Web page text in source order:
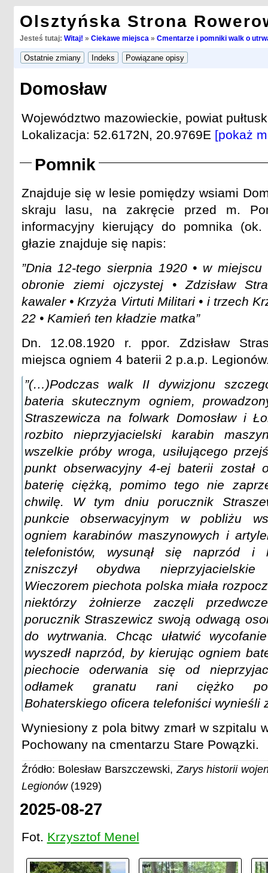
Olsztyńska Strona
Jesteś tutaj: Witaj! » Ciekawe miejsca » Cmentarze i pomniki walk o
Domosław
Województwo mazowieckie, powiat
Lokalizacja: 52.6172N, 20.9769E [pokaż
Pomnik
Znajduje się w lesie pomiędzy wsiami
skraju lasu, na zakręcie przed m.
informacyjny kierujący do pomnika
głazie znajduje się napis:
”Dnia 12-tego sierpnia 1920 • w
obronie ziemi ojczystej • Zdzisław
kawaler • Krzyża Virtuti Militari • i trzech
22 • Kamień ten kładzie matka”
Dn. 12.08.1920 r. ppor. Zdzisław
miejsca ogniem 4 baterii 2 p.a.p.
”(…)Podczas walk II dywizjonu
bateria skutecznym ogniem,
Straszewicza na folwark Domosław i
rozbito nieprzyjacielski karabin
wszelkie próby wroga, usiłującego
punkt obserwacyjny 4-ej baterii został
baterię ciężką, pomimo tego nie
chwilę. W tym dniu porucznik
punkcie obserwacyjnym w pobliżu
ogniem karabinów maszynowych i
telefonistów, wysunął się naprzód i
zniszczył obydwa
Wieczorem piechota polska miała
niektórzy żołnierze zaczęli
porucznik Straszewicz swoją odwagą
do wytrwania. Chcąc ułatwić
wyszedł naprzód, by kierując ogniem
piechocie oderwania się od
odłamek granatu rani ciężko
Bohaterskiego oficera telefoniści wynieśli
Wyniesiony z pola bitwy zmarł w szpitalu
Pochowany na cmentarzu Stare Powązki.
Źródło: Bolesław Barszczewski,Zarys historii
Legionów(1929)
2025-08-27
Fot. Krzysztof Menel